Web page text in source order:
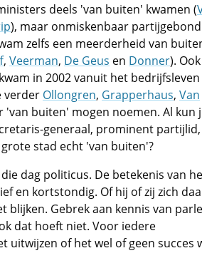
deels 'van buiten' kwamen (
), maar onmiskenbaar
zelfs een meerderheid van
, Veerman, De Geus en Donner).
in 2002 vanuit het
verder Ollongren, Grapperhaus, Van
'van buiten' mogen noemen. Al kun
generaal, prominent partijlid,
stad echt 'van buiten'?
dag politicus. De betekenis van
en kortstondig. Of hij of zij zich
blijken. Gebrek aan kennis van
dat hoeft niet. Voor iedere
uitwijzen of het wel of geen succes